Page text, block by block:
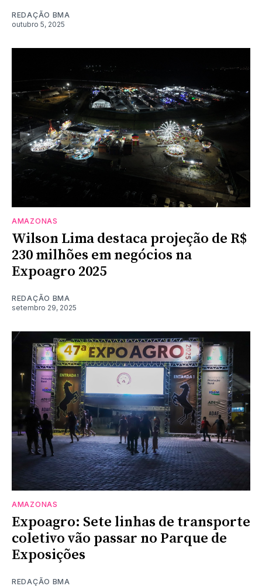
REDAÇÃO BMA
outubro 5, 2025
AMAZONAS
Wilson Lima destaca projeção de R$
230 milhões em negócios na
Expoagro 2025
REDAÇÃO BMA
setembro 29, 2025
AMAZONAS
Expoagro: Sete linhas de transporte
coletivo vão passar no Parque de
Exposições
REDAÇÃO BMA